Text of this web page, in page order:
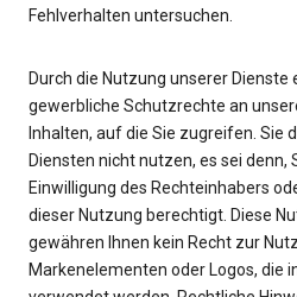
Fehlverhalten untersuchen.
Durch die Nutzung unserer Dienste
gewerbliche Schutzrechte an
Inhalten, auf die Sie zugreifen. Sie
Diensten nicht nutzen, es sei denn,
Einwilligung des Rechteinhabers
dieser Nutzung berechtigt. Diese
gewähren Ihnen kein Recht zur
Markenelementen oder Logos, die